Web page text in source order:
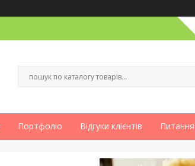
Портфоліо Відгуки клієнтів Питання